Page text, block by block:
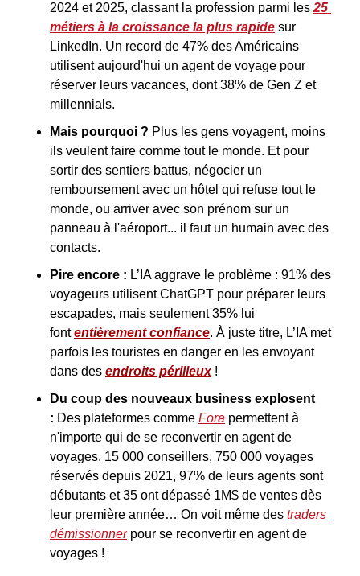
2024 et 2025, classant la profession parmi les 25
métiers à la croissance la plus rapide sur
LinkedIn. Un record de 47% des Américains
utilisent aujourd'hui un agent de voyage pour
réserver leurs vacances, dont 38% de Gen Z et
millennials.
Mais pourquoi ? Plus les gens voyagent, moins
ils veulent faire comme tout le monde. Et pour
sortir des sentiers battus, négocier un
remboursement avec un hôtel qui refuse tout le
monde, ou arriver avec son prénom sur un
panneau à l'aéroport... il faut un humain avec des
contacts.
Pire encore : L’IA aggrave le problème : 91% des
voyageurs utilisent ChatGPT pour préparer leurs
escapades, mais seulement 35% lui
font entièrement confiance. À juste titre, L’IA met
parfois les touristes en danger en les envoyant
dans des endroits périlleux !
Du coup des nouveaux business explosent
: Des plateformes comme Fora permettent à
n'importe qui de se reconvertir en agent de
voyages. 15 000 conseillers, 750 000 voyages
réservés depuis 2021, 97% de leurs agents sont
débutants et 35 ont dépassé 1M$ de ventes dès
leur première année… On voit même des traders
démissionner pour se reconvertir en agent de
voyages !